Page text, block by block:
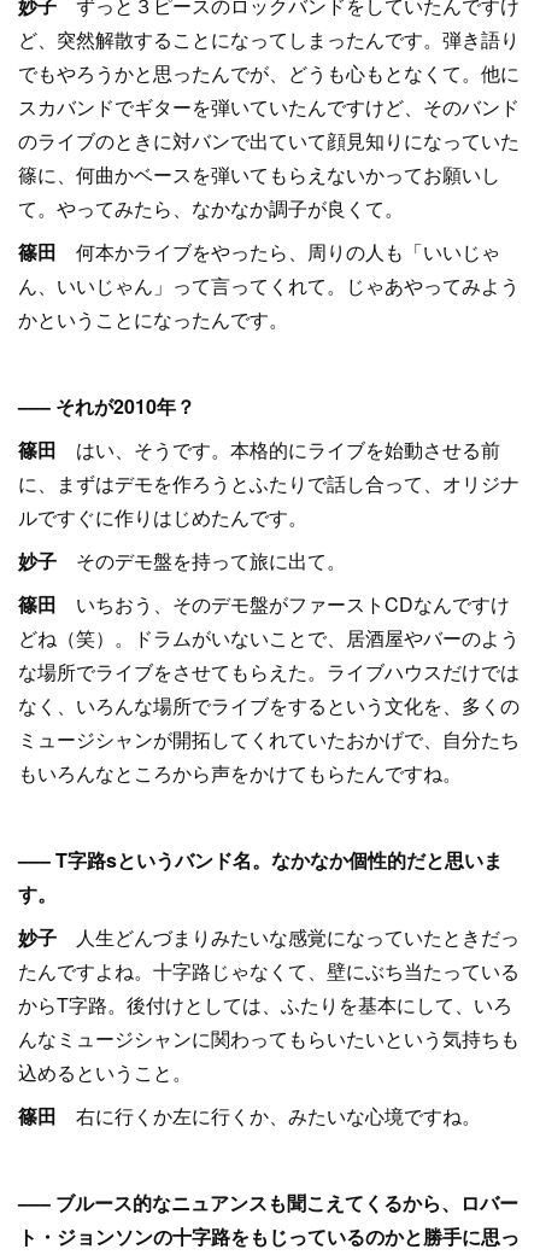
ど、突然解散することになってしまったんです。弾き語り
でもやろうかと思ったんでが、どうも心もとなくて。他に
スカバンドでギターを弾いていたんですけど、そのバンド
のライブのときに対バンで出ていて顔見知りになっていた
篠に、何曲かベースを弾いてもらえないかってお願いし
て。やってみたら、なかなか調子が良くて。
篠田 何本かライブをやったら、周りの人も「いいじゃ
ん、いいじゃん」って言ってくれて。じゃあやってみよう
かということになったんです。
––– それが2010年？
篠田 はい、そうです。本格的にライブを始動させる前
に、まずはデモを作ろうとふたりで話し合って、オリジナ
ルですぐに作りはじめたんです。
妙子 そのデモ盤を持って旅に出て。
篠田 いちおう、そのデモ盤がファーストCDなんですけ
どね（笑）。ドラムがいないことで、居酒屋やバーのよう
な場所でライブをさせてもらえた。ライブハウスだけでは
なく、いろんな場所でライブをするという文化を、多くの
ミュージシャンが開拓してくれていたおかげで、自分たち
もいろんなところから声をかけてもらたんですね。
––– T字路sというバンド名。なかなか個性的だと思いま
す。
妙子 人生どんづまりみたいな感覚になっていたときだっ
たんですよね。十字路じゃなくて、壁にぶち当たっている
からT字路。後付けとしては、ふたりを基本にして、いろ
んなミュージシャンに関わってもらいたいという気持ちも
込めるということ。
篠田 右に行くか左に行くか、みたいな心境ですね。
––– ブルース的なニュアンスも聞こえてくるから、ロバー
ト・ジョンソンの十字路をもじっているのかと勝手に思っ